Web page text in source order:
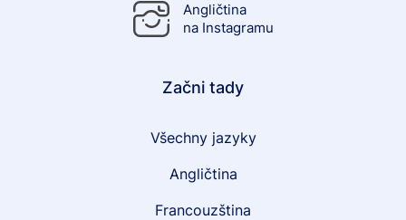
Angličtina
na Instagramu
Začni tady
Všechny jazyky
Angličtina
Francouzština